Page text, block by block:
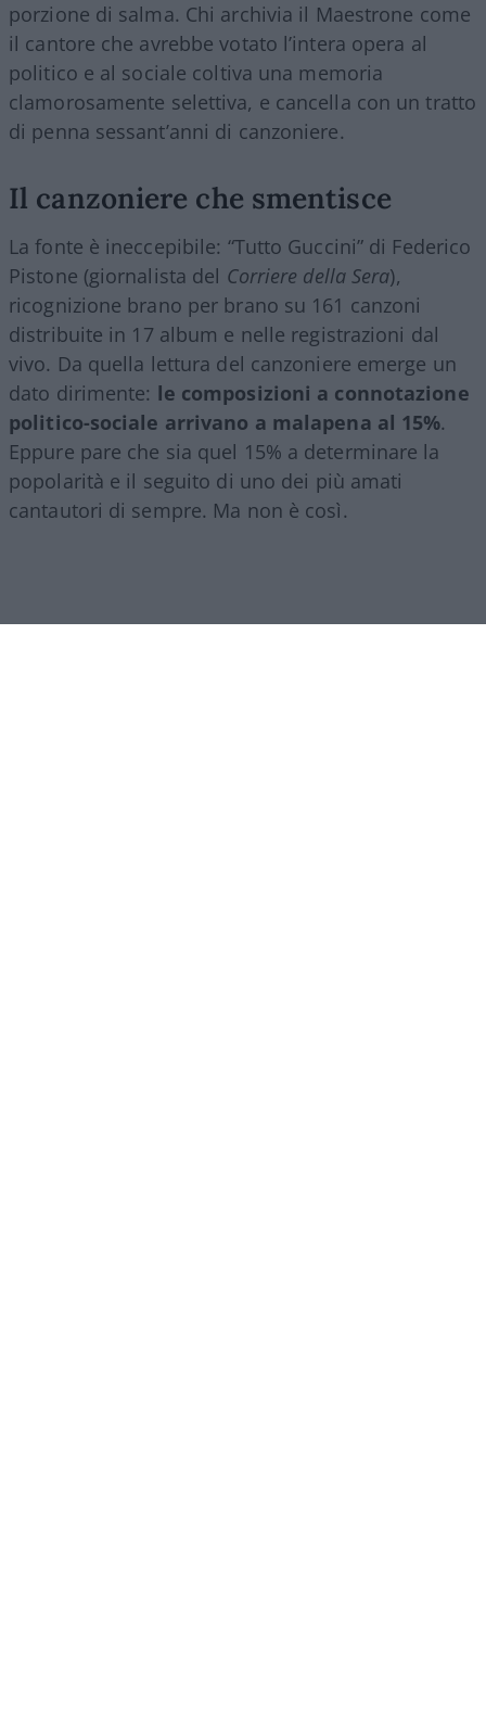
porzione di salma. Chi archivia il Maestrone come
il cantore che avrebbe votato l’intera opera al
politico e al sociale coltiva una memoria
clamorosamente selettiva, e cancella con un tratto
di penna sessant’anni di canzoniere.
Il canzoniere che smentisce
La fonte è ineccepibile: “Tutto Guccini” di Federico
Pistone (giornalista del Corriere della Sera),
ricognizione brano per brano su 161 canzoni
distribuite in 17 album e nelle registrazioni dal
vivo. Da quella lettura del canzoniere emerge un
dato dirimente: le composizioni a connotazione
politico-sociale arrivano a malapena al 15%.
Eppure pare che sia quel 15% a determinare la
popolarità e il seguito di uno dei più amati
cantautori di sempre. Ma non è così.